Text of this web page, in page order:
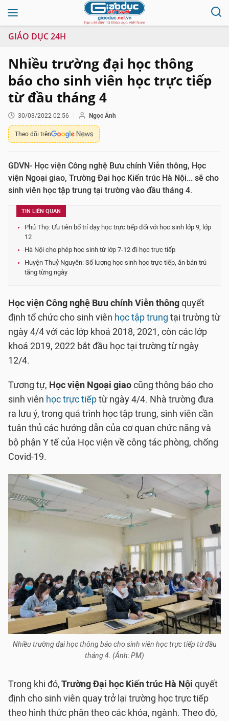
GIÁO DỤC 24H
Nhiều trường đại học thông
báo cho sinh viên học trực tiếp
từ đầu tháng 4
30/03/2022 02:56 Ngọc Ánh
Theo dõi trên
GDVN- Học viện Công nghệ Bưu chính Viễn thông, Học
viện Ngoại giao, Trường Đại học Kiến trúc Hà Nội... sẽ cho
sinh viên học tập trung tại trường vào đầu tháng 4.
TIN LIÊN QUAN
Phú Thọ: Ưu tiên bố trí dạy học trực tiếp đối với học sinh lớp 9, lớp
12
Hà Nội cho phép học sinh từ lớp 7-12 đi học trực tiếp
Huyện Thuỷ Nguyên: Số lượng học sinh học trực tiếp, ăn bán trú
tăng từng ngày
Học viện Công nghệ Bưu chính Viễn thôngquyết
định tổ chức cho sinh viên học tập trung tại trường từ
ngày 4/4 với các lớp khoá 2018, 2021, còn các lớp
khoá 2019, 2022 bắt đầu học tại trường từ ngày
12/4.
Tương tự, Học viện Ngoại giaocũng thông báo cho
sinh viên học trực tiếptừ ngày 4/4. Nhà trường đưa
ra lưu ý, trong quá trình học tập trung, sinh viên cần
tuân thủ các hướng dẫn của cơ quan chức năng và
bộ phận Y tế của Học viện về công tác phòng, chống
Covid-19.
Nhiều trường đại học thông báo cho sinh viên học trực tiếp từ đầu
tháng 4. (Ảnh: PM)
Trong khi đó,Trường Đại học Kiến trúc Hà Nội quyết
định cho sinh viên quay trở lại trường học trực tiếp
theo hình thức phân theo các khóa, ngành. Theo đó,